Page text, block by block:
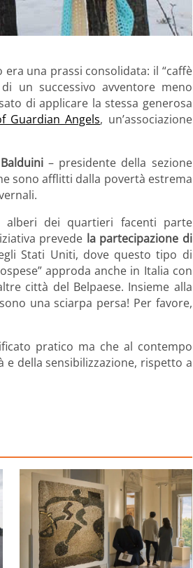
una prassi consolidata: il “caffè
un successivo avventore meno
di applicare la stessa generosa
Guardian Angels, un’associazione
– presidente della sezione
sono afflitti dalla povertà estrema
dei quartieri facenti parte
prevede la partecipazione di
Stati Uniti, dove questo tipo di
approda anche in Italia con
città del Belpaese. Insieme alla
una sciarpa persa! Per favore,
pratico ma che al contempo
e della sensibilizzazione, rispetto a